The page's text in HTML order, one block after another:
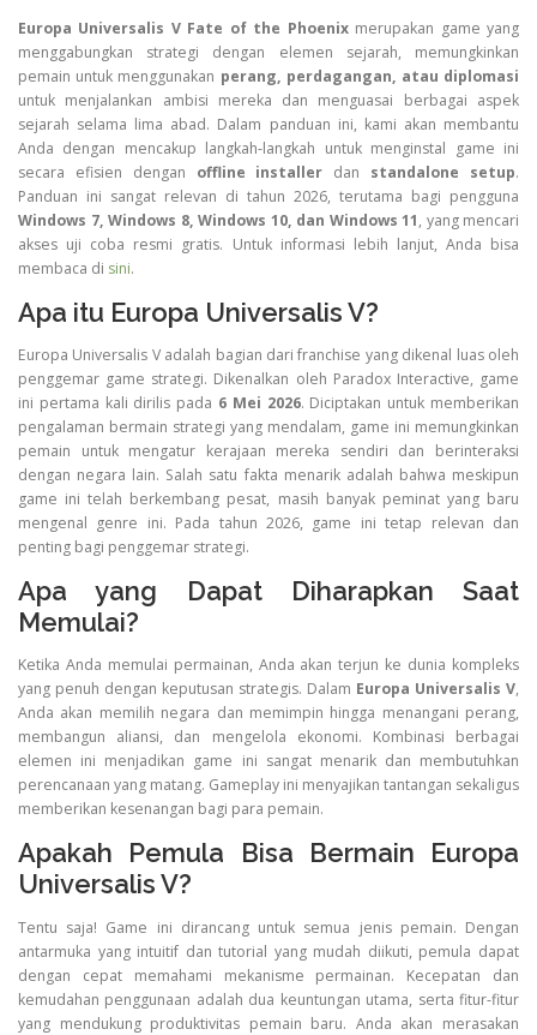
Europa Universalis V Fate of the Phoenixmerupakan game yang
menggabungkan strategi dengan elemen sejarah, memungkinkan
pemain untuk menggunakan perang, perdagangan, atau diplomasi
untuk menjalankan ambisi mereka dan menguasai berbagai aspek
sejarah selama lima abad. Dalam panduan ini, kami akan membantu
Anda dengan mencakup langkah-langkah untuk menginstal game ini
secara efisien dengan offline installer dan standalone setup.
Panduan ini sangat relevan di tahun 2026, terutama bagi pengguna
Windows 7, Windows 8, Windows 10, dan Windows 11, yang mencari
akses uji coba resmi gratis. Untuk informasi lebih lanjut, Anda bisa
membaca di sini.
Apa itu Europa Universalis V?
Europa Universalis V adalah bagian dari franchise yang dikenal luas oleh
penggemar game strategi. Dikenalkan oleh Paradox Interactive, game
ini pertama kali dirilis pada 6 Mei 2026. Diciptakan untuk memberikan
pengalaman bermain strategi yang mendalam, game ini memungkinkan
pemain untuk mengatur kerajaan mereka sendiri dan berinteraksi
dengan negara lain. Salah satu fakta menarik adalah bahwa meskipun
game ini telah berkembang pesat, masih banyak peminat yang baru
mengenal genre ini. Pada tahun 2026, game ini tetap relevan dan
penting bagi penggemar strategi.
Apa yang Dapat Diharapkan Saat
Memulai?
Ketika Anda memulai permainan, Anda akan terjun ke dunia kompleks
yang penuh dengan keputusan strategis. Dalam Europa Universalis V,
Anda akan memilih negara dan memimpin hingga menangani perang,
membangun aliansi, dan mengelola ekonomi. Kombinasi berbagai
elemen ini menjadikan game ini sangat menarik dan membutuhkan
perencanaan yang matang. Gameplay ini menyajikan tantangan sekaligus
memberikan kesenangan bagi para pemain.
Apakah Pemula Bisa Bermain Europa
Universalis V?
Tentu saja! Game ini dirancang untuk semua jenis pemain. Dengan
antarmuka yang intuitif dan tutorial yang mudah diikuti, pemula dapat
dengan cepat memahami mekanisme permainan. Kecepatan dan
kemudahan penggunaan adalah dua keuntungan utama, serta fitur-fitur
yang mendukung produktivitas pemain baru. Anda akan merasakan